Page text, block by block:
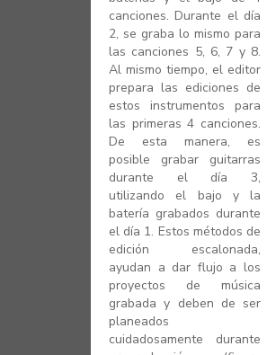
canciones. Durante el día
2, se graba lo mismo para
las canciones 5, 6, 7 y 8.
Al mismo tiempo, el editor
prepara las ediciones de
estos instrumentos para
las primeras 4 canciones.
De esta manera, es
posible grabar guitarras
durante el día 3,
utilizando el bajo y la
batería grabados durante
el día 1. Estos métodos de
edición escalonada,
ayudan a dar flujo a los
proyectos de música
grabada y deben de ser
planeados
cuidadosamente durante